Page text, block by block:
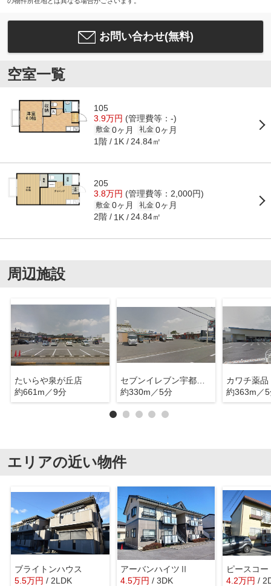
お問い合わせ(無料)
空室一覧
105
3.9万円 (管理費等：-)
敷金 0ヶ月 礼金 0ヶ月
1階 1K 24.84㎡
205
3.8万円 (管理費等：2,000円)
敷金 0ヶ月 礼金 0ヶ月
2階 1K 24.84㎡
周辺施設
たいらや泉が丘店
約661m／9分
セブンイレブン宇都宮東今泉２丁目店
約330m／5分
カワチ薬
約363m／
エリアの近い物件
ブライトンハウス
5.5万円 / 2LDK
アーバンハイツⅡ
4.5万円 / 3DK
ピースコ
4.2万円 /